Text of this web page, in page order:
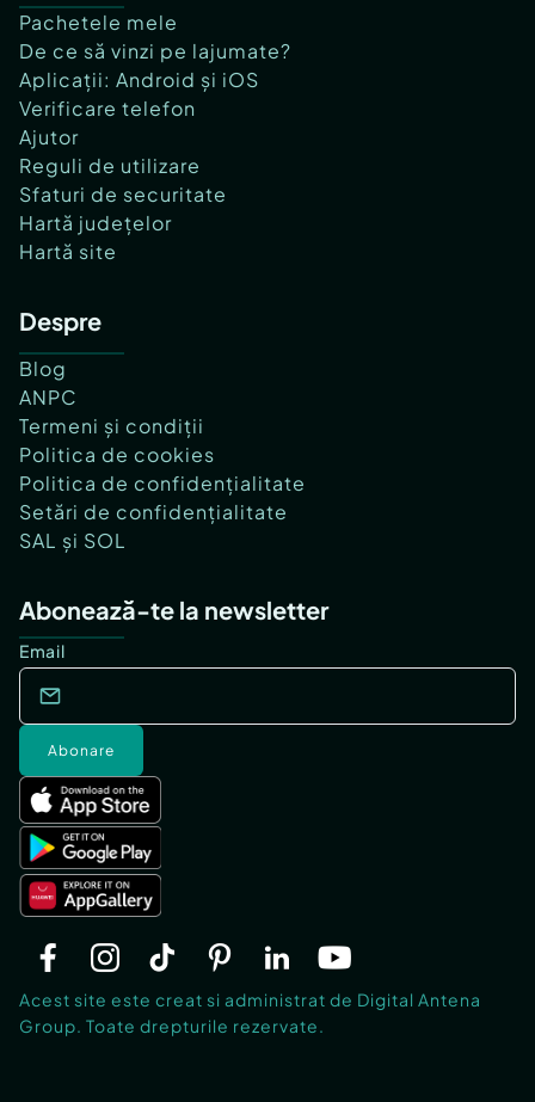
Pachetele mele
De ce să vinzi pe lajumate?
Aplicații: Android și iOS
Verificare telefon
Ajutor
Reguli de utilizare
Sfaturi de securitate
Hartă județelor
Hartă site
Despre
Blog
ANPC
Termeni și condiții
Politica de cookies
Politica de confidențialitate
Setări de confidențialitate
SAL și SOL
Abonează-te la newsletter
Email
Abonare
Acest site este creat si administrat de Digital Antena
Group. Toate drepturile rezervate.